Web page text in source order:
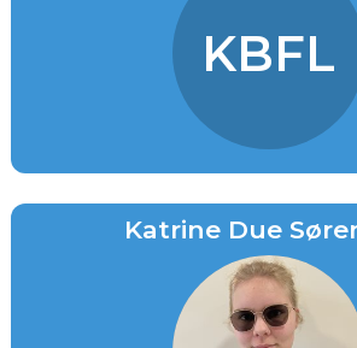
KBFL
Katrine Due